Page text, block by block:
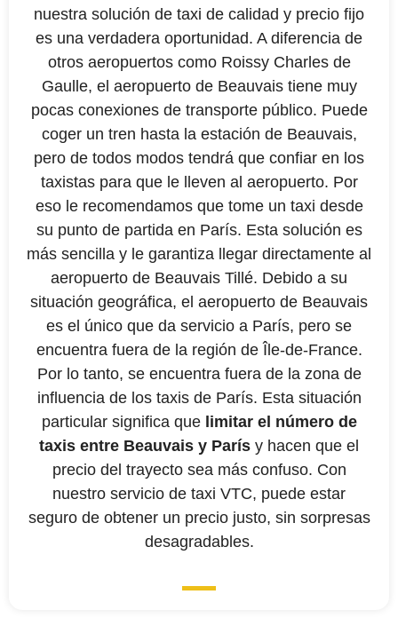
nuestra solución de taxi de calidad y precio fijo
es una verdadera oportunidad. A diferencia de
otros aeropuertos como Roissy Charles de
Gaulle, el aeropuerto de Beauvais tiene muy
pocas conexiones de transporte público. Puede
coger un tren hasta la estación de Beauvais,
pero de todos modos tendrá que confiar en los
taxistas para que le lleven al aeropuerto. Por
eso le recomendamos que tome un taxi desde
su punto de partida en París. Esta solución es
más sencilla y le garantiza llegar directamente al
aeropuerto de Beauvais Tillé. Debido a su
situación geográfica, el aeropuerto de Beauvais
es el único que da servicio a París, pero se
encuentra fuera de la región de Île-de-France.
Por lo tanto, se encuentra fuera de la zona de
influencia de los taxis de París. Esta situación
particular significa que limitar el número de
taxis entre Beauvais y París y hacen que el
precio del trayecto sea más confuso. Con
nuestro servicio de taxi VTC, puede estar
seguro de obtener un precio justo, sin sorpresas
desagradables.